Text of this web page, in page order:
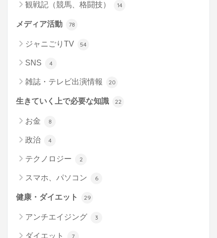
観戦記（競馬、格闘技） 14
メディア活動 78
ジャニごりTV 54
SNS 4
雑誌・テレビ出演情報 20
生きていく上で必要な知識 22
お金 8
政治 4
テクノロジー 2
スマホ、パソコン 6
健康・ダイエット 29
アンチエイジング 3
ダイエット 7